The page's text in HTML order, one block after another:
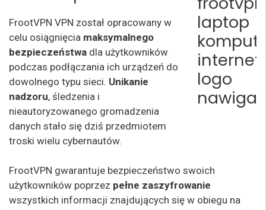
FrootVPN VPN został opracowany w
celu osiągnięcia maksymalnego
bezpieczeństwa dla użytkowników
podczas podłączania ich urządzeń do
dowolnego typu sieci. Unikanie
nadzoru, śledzenia i
nieautoryzowanego gromadzenia
danych stało się dziś przedmiotem
troski wielu cybernautów.
FrootVPN gwarantuje bezpieczeństwo swoich
użytkowników poprzez pełne zaszyfrowanie
wszystkich informacji znajdujących się w obiegu na